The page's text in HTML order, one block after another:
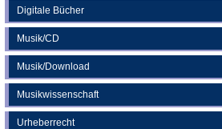
Digitale Bücher
Musik/CD
Musik/Download
Musikwissenschaft
Urheberrecht